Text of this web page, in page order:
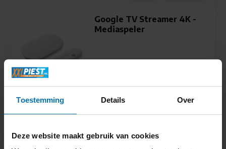
Toestemming Details Over
Deze website maakt gebruik van cookies
Google TV Streamer 4K -
Mediaspeler
Direct leverbaar
129,-